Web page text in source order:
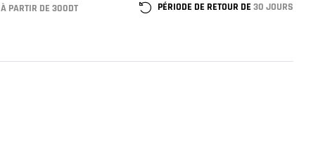
À PARTIR DE 300DT PÉRIODE DE RETOUR DE 30 JOURS